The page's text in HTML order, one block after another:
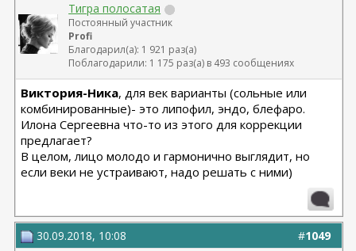
Тигра полосатая
Постоянный участник
Profi
Благодарил(а): 1 921 раз(а)
Поблагодарили: 1 175 раз(а) в 493 сообщениях
Виктория-Ника, для век варианты (сольные или
комбинированные)- это липофил, эндо, блефаро.
Илона Сергеевна что-то из этого для коррекции
предлагает?
В целом, лицо молодо и гармонично выглядит, но
если веки не устраивают, надо решать с ними)
#1049
30.09.2018, 10:08